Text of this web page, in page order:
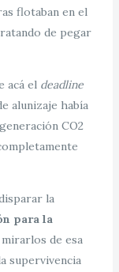
flotaban en el
de pegar
acá el deadline
alunizaje había
CO2
la
para la
de esa
supervivencia